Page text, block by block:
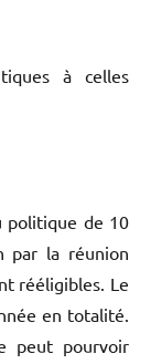
à celles
politique de 10
par la réunion
rééligibles. Le
en totalité.
peut pourvoir